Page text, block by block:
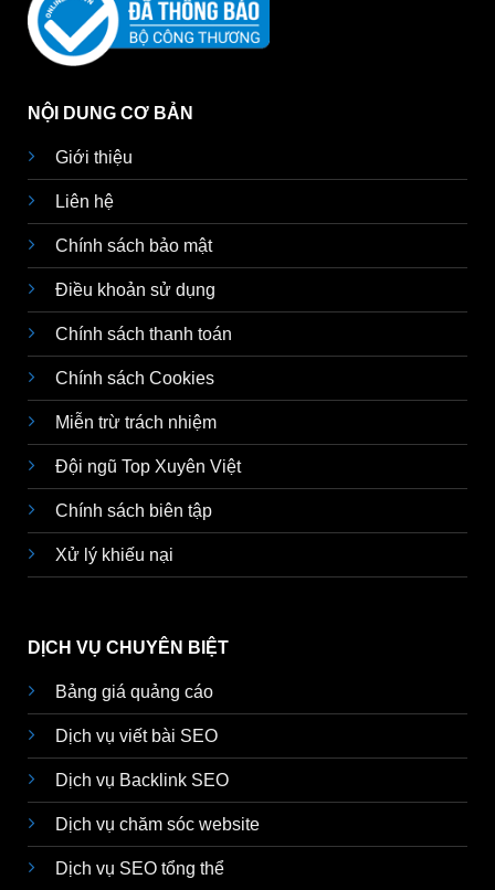
NỘI DUNG CƠ BẢN
Giới thiệu
Liên hệ
Chính sách bảo mật
Điều khoản sử dụng
Chính sách thanh toán
Chính sách Cookies
Miễn trừ trách nhiệm
Đội ngũ Top Xuyên Việt
Chính sách biên tập
Xử lý khiếu nại
DỊCH VỤ CHUYÊN BIỆT
Bảng giá quảng cáo
Dịch vụ viết bài SEO
Dịch vụ Backlink SEO
Dịch vụ chăm sóc website
Dịch vụ SEO tổng thể